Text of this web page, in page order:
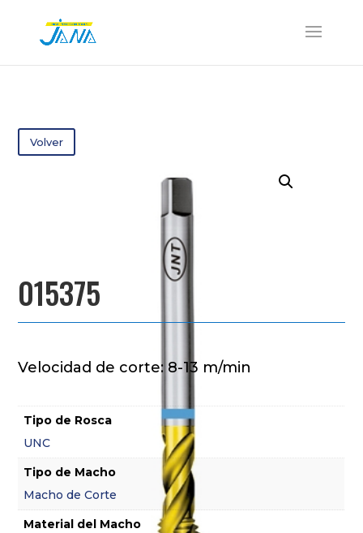
Volver
015375
Velocidad de corte: 8-13 m/min
Tipo de Rosca
UNC
Tipo de Macho
Macho de Corte
Material del Macho